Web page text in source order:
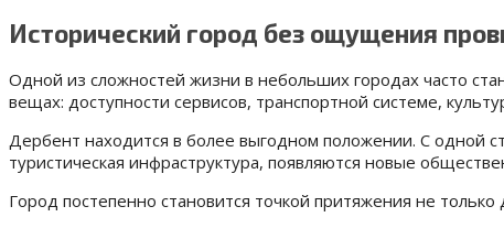
Исторический город без ощущения
Одной из сложностей жизни в небольших городах часто
вещах: доступности сервисов, транспортной системе,
Дербент находится в более выгодном положении. С одной
туристическая инфраструктура, появляются новые
Город постепенно становится точкой притяжения не